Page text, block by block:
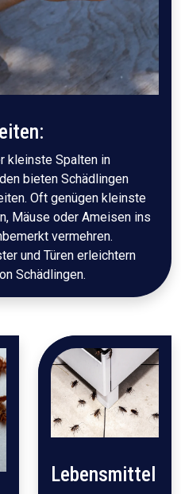
kleinste Spalten in
bieten Schädlingen
Oft genügen kleinste
Mäuse oder Ameisen ins
vermehren.
und Türen erleichtern
Schädlingen.
Lebensmittel